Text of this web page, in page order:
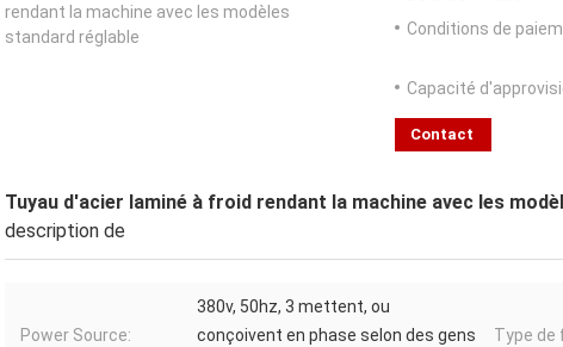
rendant la machine avec les modèles
standard réglable
Conditions de
Capacité
Contact
Tuyau d'acier laminé à froid rendant la machine avec les
description de
Power Source:
380v, 50hz, 3 mettent, ou
conçoivent en phase selon des gens
Type de